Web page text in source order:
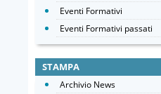
Eventi Formativi
Eventi Formativi passati
STAMPA
Archivio News